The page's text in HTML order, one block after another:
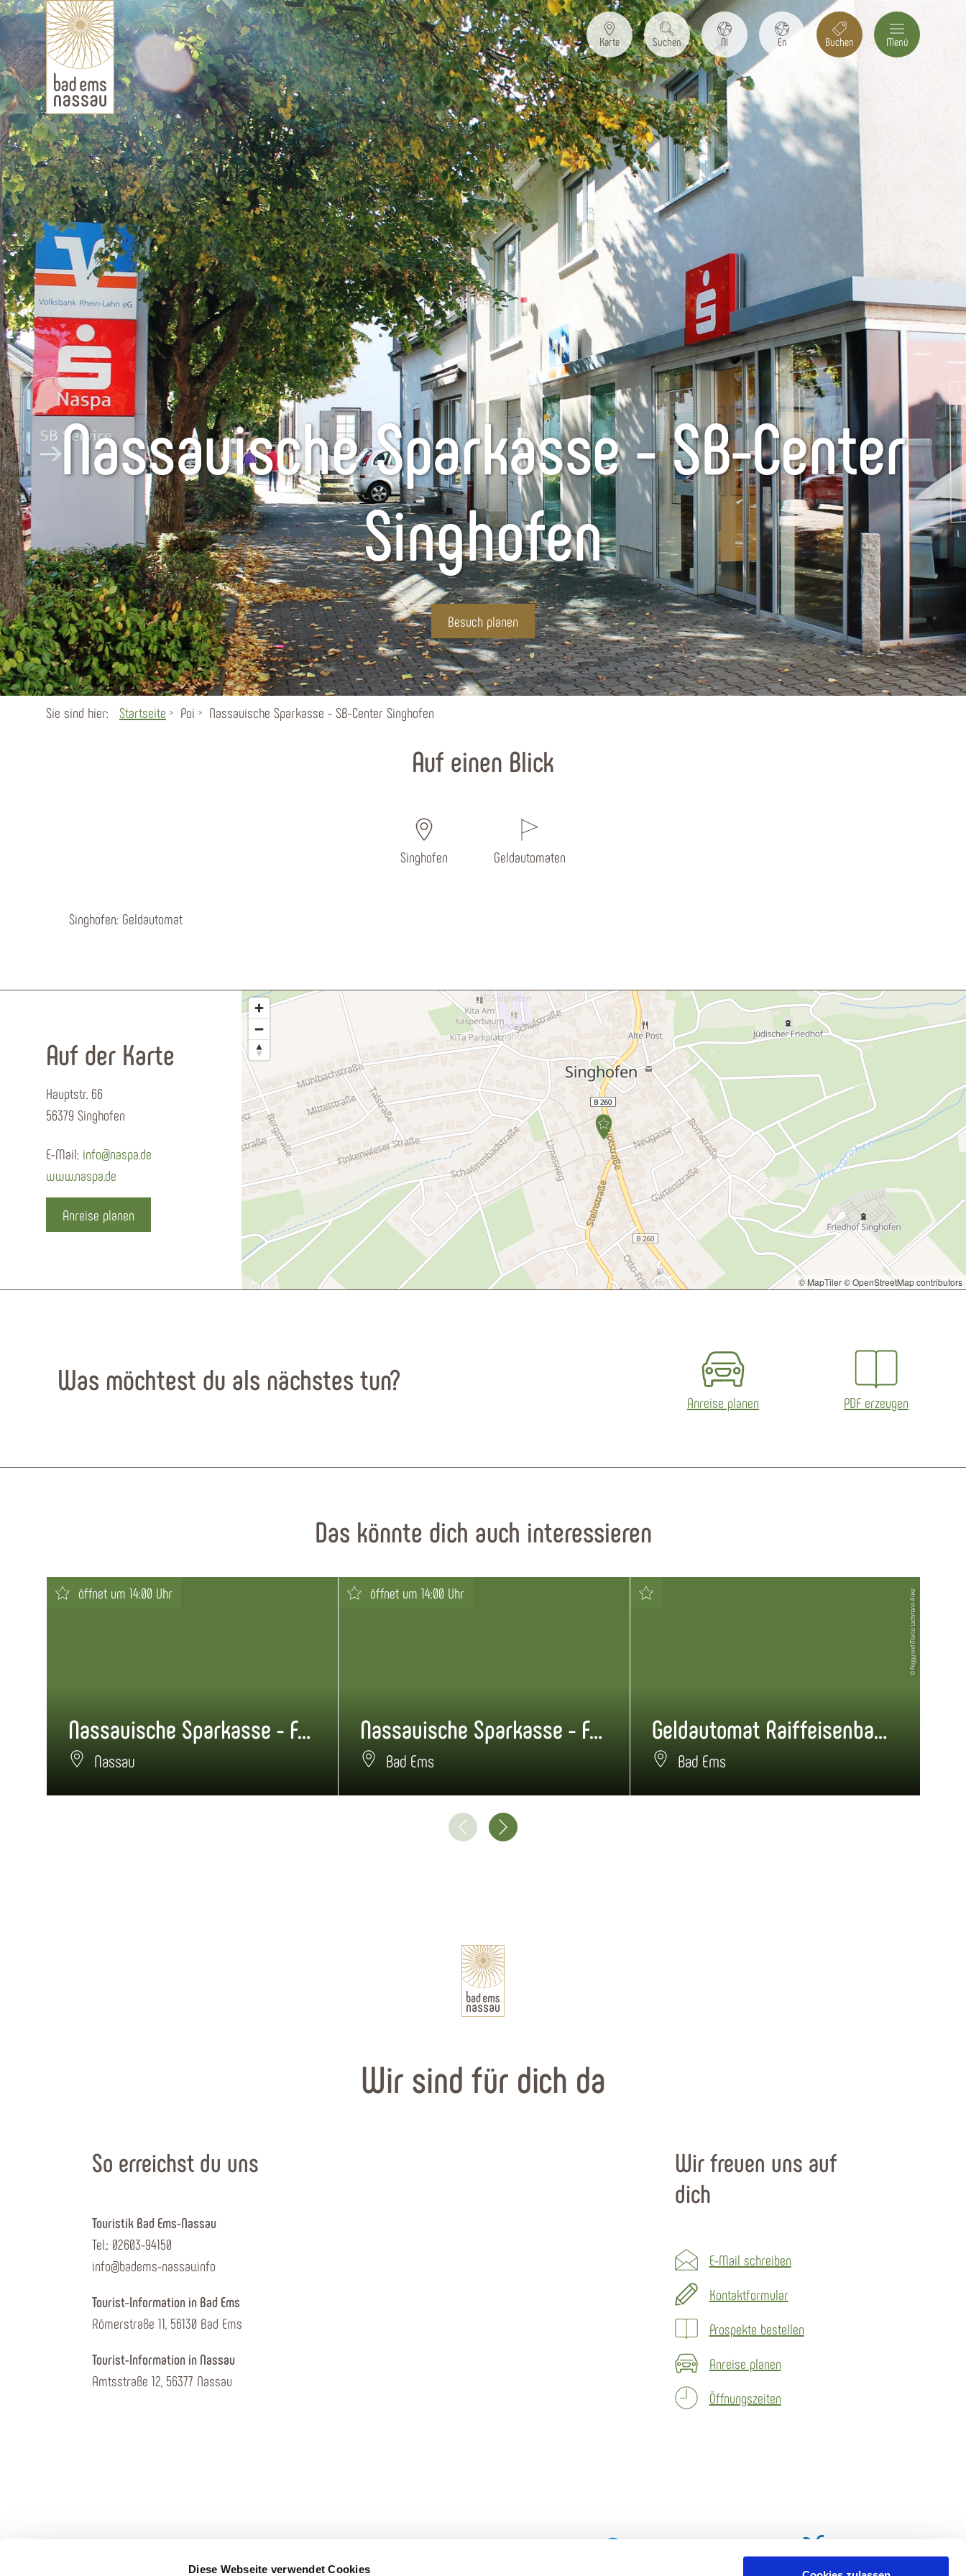
Diese Webseite verwendet Cookies
Karte Suchen Nl En Buchen Menü
Nassauische Sparkasse - SB-Center
Singhofen
Besuch planen
Sie sind hier: Startseite Poi Nassauische Sparkasse - SB-Center Singhofen
Auf einen Blick
Singhofen Geldautomaten
Singhofen: Geldautomat
Auf der Karte
Hauptstr. 66
56379 Singhofen
E-Mail: info@naspa.de
www.naspa.de
Anreise planen
© MapTiler© OpenStreetMap contributors
Was möchtest du als nächstes tun?
Anreise planen PDF erzeugen
Das könnte dich auch interessieren
öffnet um 14:00 Uhr
Nassauische Sparkasse - Finanz-Center Nassau
Nassau
öffnet um 14:00 Uhr
Nassauische Sparkasse - Finanz-Center Bad Ems
Bad Ems
© Peggy und Marco Lachmann-Anke
Geldautomat Raiffeisenbank SB-Center
Bad Ems
Wir sind für dich da
So erreichst du uns
Touristik Bad Ems-Nassau
Tel.: 02603-94150
info@badems-nassau.info
Tourist-Information in Bad Ems
Römerstraße 11, 56130 Bad Ems
Tourist-Information in Nassau
Amtsstraße 12, 56377 Nassau
Wir freuen uns auf
dich
E-Mail schreiben
Kontaktformular
Prospekte bestellen
Anreise planen
Öffnungszeiten